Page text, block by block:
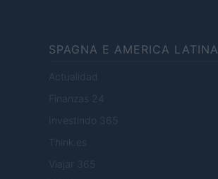
SPAGNA E AMERICA LATINA
Actualidad
Finanzas 24
Investindo 365
Think.es
Viajar 365